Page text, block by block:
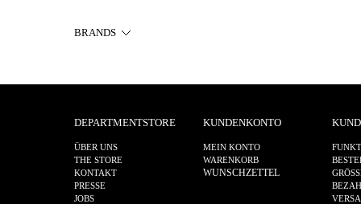
BRANDS
DEPARTMENTSTORE
ÜBER UNS
THE STORE
KONTAKT
PRESSE
JOBS
KUNDENKONTO
MEIN KONTO
WARENKORB
WUNSCHZETTEL